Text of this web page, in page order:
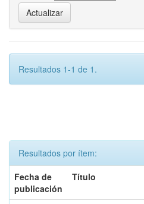
Resultados 1-1 de 1.
Resultados por ítem:
Fecha de
publicación
Título